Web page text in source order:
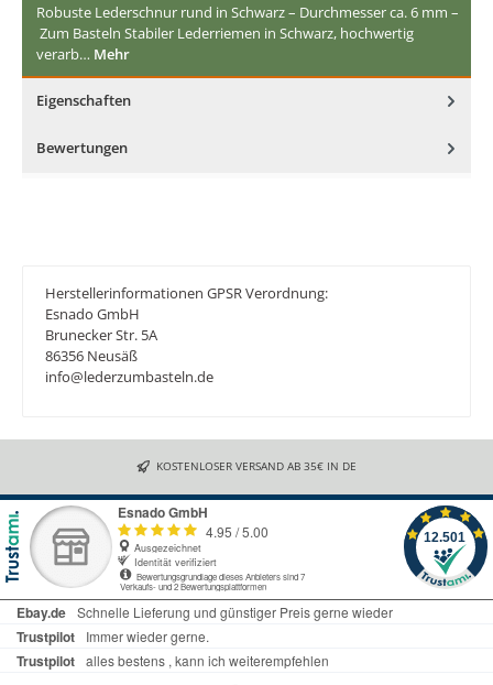
Robuste Lederschnur rund in Schwarz – Durchmesser ca. 6 mm –
Zum Basteln Stabiler Lederriemen in Schwarz, hochwertig
verarb… Mehr
Eigenschaften
Bewertungen
Herstellerinformationen GPSR Verordnung:
Esnado GmbH
Brunecker Str. 5A
86356 Neusäß
info@lederzumbasteln.de
KOSTENLOSER VERSAND AB 35€ IN DE